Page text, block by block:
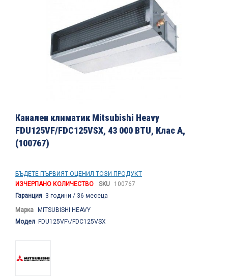
към
на
галерия
със
Канален климатик Mitsubishi Heavy
FDU125VF/FDC125VSX, 43 000 BTU, Клас A,
(100767)
БЪДЕТЕ ПЪРВИЯТ ОЦЕНИЛ ТОЗИ ПРОДУКТ
ИЗЧЕРПАНО КОЛИЧЕСТВО
SKU
100767
Гаранция 3 години / 36 месеца
Марка MITSUBISHI HEAVY
Модел FDU125VF\/FDC125VSX